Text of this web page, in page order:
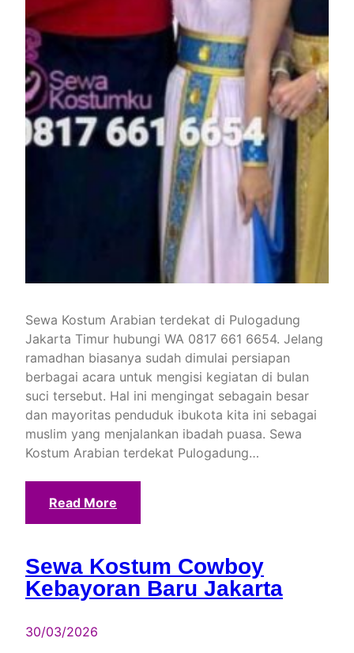
Sewa Kostum Arabian terdekat di Pulogadung
Jakarta Timur hubungi WA 0817 661 6654. Jelang
ramadhan biasanya sudah dimulai persiapan
berbagai acara untuk mengisi kegiatan di bulan
suci tersebut. Hal ini mengingat sebagain besar
dan mayoritas penduduk ibukota kita ini sebagai
muslim yang menjalankan ibadah puasa. Sewa
Kostum Arabian terdekat Pulogadung…
Read More
Sewa Kostum Cowboy
Kebayoran Baru Jakarta
30/03/2026